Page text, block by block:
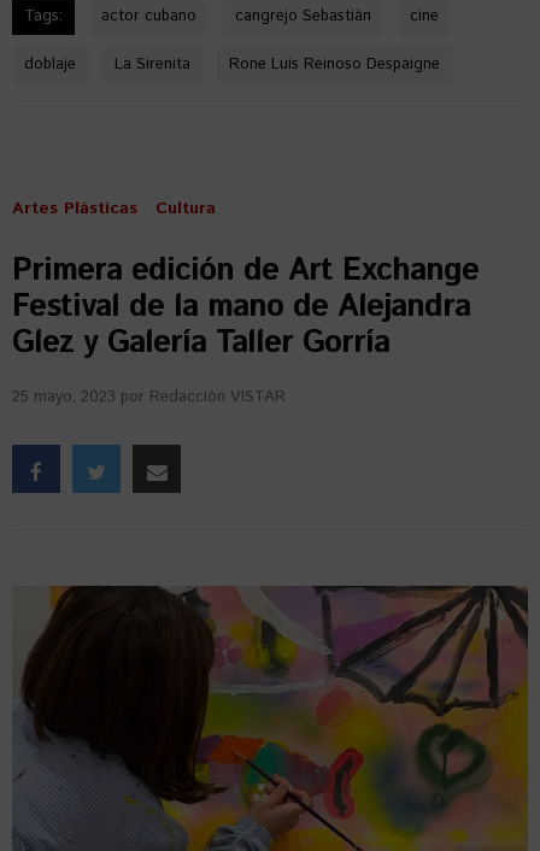
Tags: actor cubano cangrejo Sebastián cine
doblaje La Sirenita Rone Luis Reinoso Despaigne
Artes Plásticas Cultura
Primera edición de Art Exchange
Festival de la mano de Alejandra
Glez y Galería Taller Gorría
25 mayo, 2023 por Redacción VISTAR